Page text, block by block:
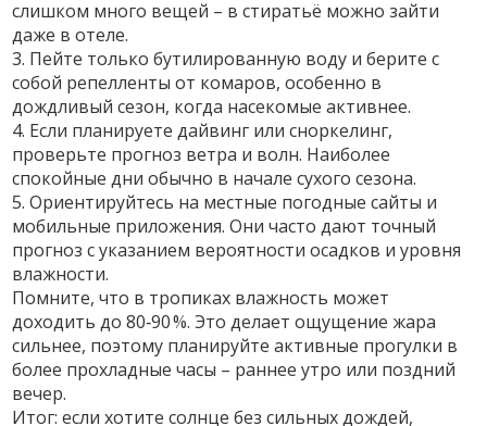
слишком много вещей – в стиратьё можно зайти
даже в отеле.
3. Пейте только бутилированную воду и берите с
собой репелленты от комаров, особенно в
дождливый сезон, когда насекомые активнее.
4. Если планируете дайвинг или сноркелинг,
проверьте прогноз ветра и волн. Наиболее
спокойные дни обычно в начале сухого сезона.
5. Ориентируйтесь на местные погодные сайты и
мобильные приложения. Они часто дают точный
прогноз с указанием вероятности осадков и уровня
влажности.
Помните, что в тропиках влажность может
доходить до 80‑90 %. Это делает ощущение жара
сильнее, поэтому планируйте активные прогулки в
более прохладные часы – раннее утро или поздний
вечер.
Итог: если хотите солнце без сильных дождей,